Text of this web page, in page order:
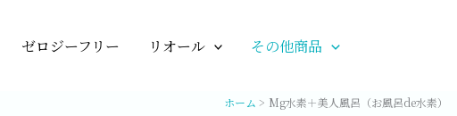
ゼロジーフリー リオール その他商品
ホーム Mg水素＋美人風呂（お風呂de水素）